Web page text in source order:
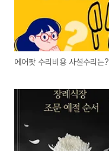
에어팟 수리비용 사설수리는?